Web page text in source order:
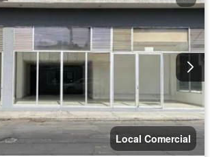
Local Comercial